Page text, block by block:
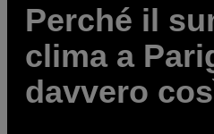
Perché il
clima a
davvero